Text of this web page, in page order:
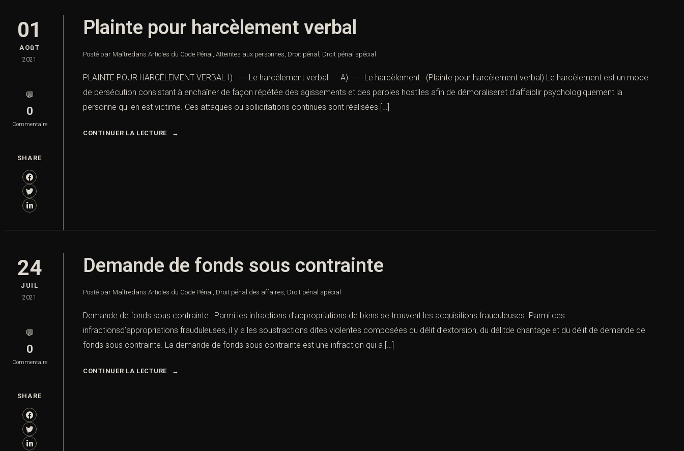
01
AOûT
2021
💬
0
Commentaire
SHARE
Plainte pour harcèlement verbal
Posté par Maîtredans Articles du Code Pénal , Atteintes aux personnes, Droit pénal , Droit pénal spécial
PLAINTE POUR HARCÈLEMENT VERBAL I). — Le harcèlement verbal A). — Le harcèlement (Plainte pour harcèlement verbal) Le harcèlement est un mode
de persécution consistant à enchaîner de façon répétée des agissements et des paroles hostiles afin de démoraliseret d’affaiblir psychologiquement la
personne qui en est victime. Ces attaques ou sollicitations continues sont réalisées […]
CONTINUER LA LECTURE
24
JUIL
2021
💬
0
Commentaire
SHARE
Demande de fonds sous contrainte
Posté par Maîtredans Articles du Code Pénal , Droit pénal des affaires, Droit pénal spécial
Demande de fonds sous contrainte : Parmi les infractions d’appropriations de biens se trouvent les acquisitions frauduleuses. Parmi ces
infractionsd’appropriations frauduleuses, il y a les soustractions dites violentes composées du délit d’extorsion, du délitde chantage et du délit de demande de
fonds sous contrainte. La demande de fonds sous contrainte est une infraction qui a […]
CONTINUER LA LECTURE